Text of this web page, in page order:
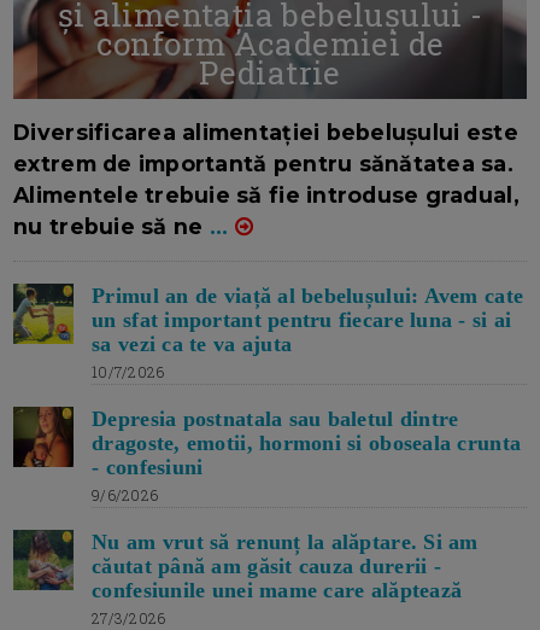
și alimentația bebelușului -
conform Academiei de
Pediatrie
Diversificarea alimentației bebelușului este
extrem de importantă pentru sănătatea sa.
Alimentele trebuie să fie introduse gradual,
nu trebuie să ne ...
Primul an de viață al bebelușului: Avem cate
un sfat important pentru fiecare luna - si ai
sa vezi ca te va ajuta
10/7/2026
Depresia postnatala sau baletul dintre
dragoste, emotii, hormoni si oboseala crunta
- confesiuni
9/6/2026
Nu am vrut să renunț la alăptare. Si am
căutat până am găsit cauza durerii -
confesiunile unei mame care alăptează
27/3/2026